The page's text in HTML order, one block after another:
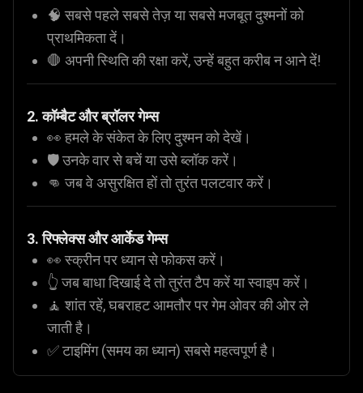
🧠 सबसे पहले सबसे तेज़ या सबसे मजबूत दुश्मनों को
प्राथमिकता दें।
🛑 अपनी स्थिति की रक्षा करें, उन्हें बहुत करीब न आने दें!
2. कॉम्बैट और ब्रॉलर गेम्स
👀 हमले के संकेत के लिए दुश्मन को देखें।
🛡️ उनके वार से बचें या उसे ब्लॉक करें।
👊 जब वे असुरक्षित हों तो तुरंत पलटवार करें।
3. रिफ्लेक्स और आर्केड गेम्स
👀 स्क्रीन पर ध्यान से फोकस करें।
👆 जब बाधा दिखाई दे तो तुरंत टैप करें या स्वाइप करें।
🧘 शांत रहें, घबराहट आमतौर पर गेम ओवर की ओर ले
जाती है।
✅ टाइमिंग (समय का ध्यान) सबसे महत्वपूर्ण है।